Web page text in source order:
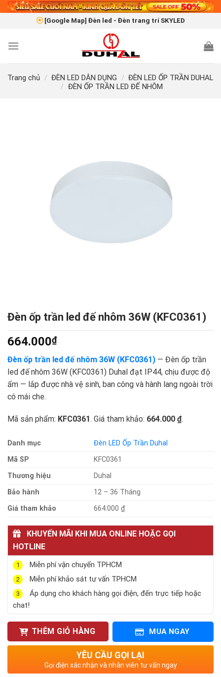
Skip
[Google Map] Đèn led - Đèn trang trí SKYLED
Trang chủ / ĐÈN LED DÂN DỤNG / ĐÈN LED ỐP TRẦN DUHAL
/ ĐÈN ỐP TRẦN LED ĐẾ NHÔM
Đèn ốp trần led đế nhôm 36W (KFC0361)
664.000₫
Đèn ốp trần led đế nhôm 36W (KFC0361) — Đèn ốp trần
led đế nhôm 36W (KFC0361) Duhal đạt IP44, chịu được độ
ẩm — lắp được nhà vệ sinh, ban công và hành lang ngoài trời
có mái che.
Mã sản phẩm: KFC0361. Giá tham khảo: 664.000 ₫.
Danh mục
Đèn LED Ốp Trần Duhal
Mã SP
KFC0361
Thương hiệu
Duhal
Bảo hành
12 – 36 Tháng
Giá tham khảo
664.000 ₫
KHUYẾN MÃI KHI MUA ONLINE HOẶC GỌI
HOTLINE
1 Miễn phí vận chuyển TPHCM
2 Miễn phí khảo sát tư vấn TPHCM
3
Áp dụng cho khách hàng gọi điện, đến trực tiếp hoặc
chat!
THÊM GIỎ HÀNG MUA NGAY
YÊU CẦU GỌI LẠI
Gọi điện xác nhận và nhân viên tư vấn ngay